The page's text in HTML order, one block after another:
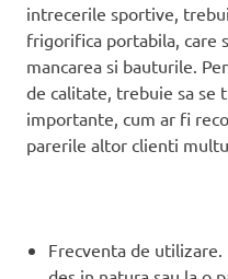
intrecerile sportive,
frigorifica portabila, care
mancarea si bauturile.
de calitate, trebuie sa se
importante, cum ar fi
parerile altor clienti
Frecventa de